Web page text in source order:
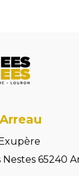
65240